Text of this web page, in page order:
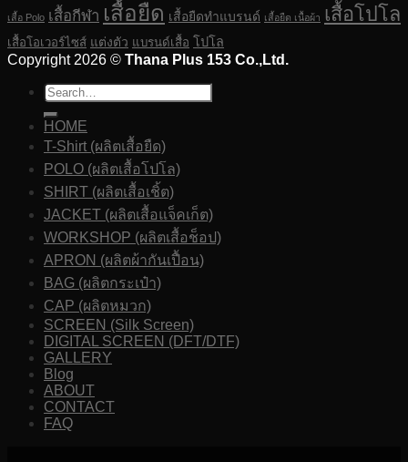
เสื้อ Polo เสื้อกีฬา เสื้อยืด เสื้อยืดทำแบรนด์ เสื้อยืด เนื้อผ้า เสื้อโปโล
เสื้อโอเวอร์ไซส์ แต่งตัว แบรนด์เสื้อ โปโล
Copyright 2026 © Thana Plus 153 Co.,Ltd.
HOME
T-Shirt (ผลิตเสื้อยืด)
POLO (ผลิตเสื้อโปโล)
SHIRT (ผลิตเสื้อเชิ้ต)
JACKET (ผลิตเสื้อแจ็คเก็ต)
WORKSHOP (ผลิตเสื้อช็อป)
APRON (ผลิตผ้ากันเปื้อน)
BAG (ผลิตกระเป๋า)
CAP (ผลิตหมวก)
SCREEN (Silk Screen)
DIGITAL SCREEN (DFT/DTF)
GALLERY
Blog
ABOUT
CONTACT
FAQ